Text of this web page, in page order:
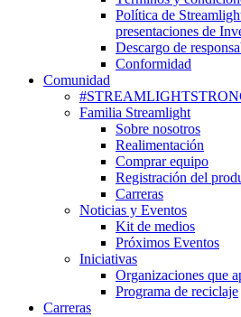
Política de
presentaciones de
Descargo de
Conformidad
Comunidad
Familia Streamlight
Sobre nosotros
Realimentación
Comprar equipo
Registración del
Carreras
Noticias y Eventos
Kit de medios
Próximos Eventos
Iniciativas
Organizaciones que
Programa de reciclaje
Carreras